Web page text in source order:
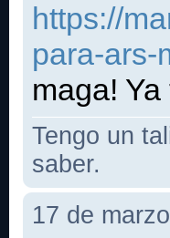
https://
para-ars-
maga!
Tengo un
saber.
17 de